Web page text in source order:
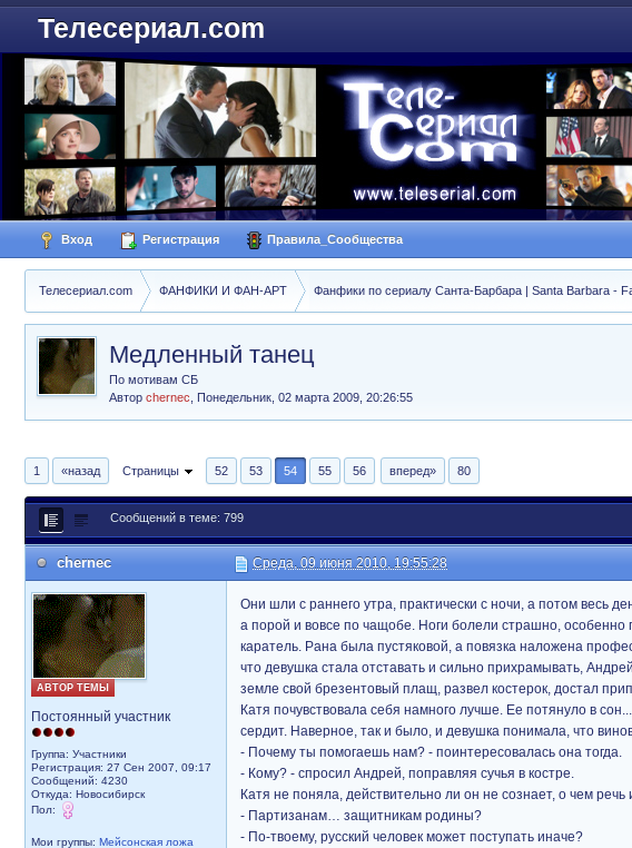
Телесериал.com
Вход Регистрация Правила_Сообщества
Телесериал.com ФАНФИКИ И ФАН-АРТ Фанфики по сериалу Санта-Барбара | Santa Barbara -
Медленный танец
По мотивам СБ
Автор chernec Понедельник, 02 марта 2009, 20:26:55
1 «назад Страницы 52 53 54 55 56 вперед» 80
Сообщений в теме: 799
chernec Среда, 09 июня 2010, 19:55:28
АВТОР ТЕМЫ
Постоянный участник
Группа: Участники
Регистрация: 27 Сен 2007, 09:17
Сообщений: 4230
Откуда: Новосибирск
Пол:
Мои группы: Мейсонская ложа
Они шли с раннего утра, практически с ночи, а потом весь
а порой и вовсе по чащобе. Ноги болели страшно, особенно
каратель. Рана была пустяковой, а повязка наложена
что девушка стала отставать и сильно прихрамывать,
земле свой брезентовый плащ, развел костерок, достал
Катя почувствовала себя намного лучше. Ее потянуло в
сердит. Наверное, так и было, и девушка понимала, что
- Почему ты помогаешь нам? - поинтересовалась она тогда.
- Кому? - спросил Андрей, поправляя сучья в костре.
Катя не поняла, действительно ли он не сознает, о чем
- Партизанам… защитникам родины?
- По-твоему, русский человек может поступать иначе?